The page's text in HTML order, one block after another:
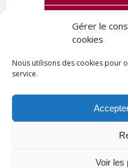
Gérer le
cookies
Nous utilisons des cookies pour
service.
Voir les
CA SE PASSE À
DE QUINGEY
Tous droits réservés ©